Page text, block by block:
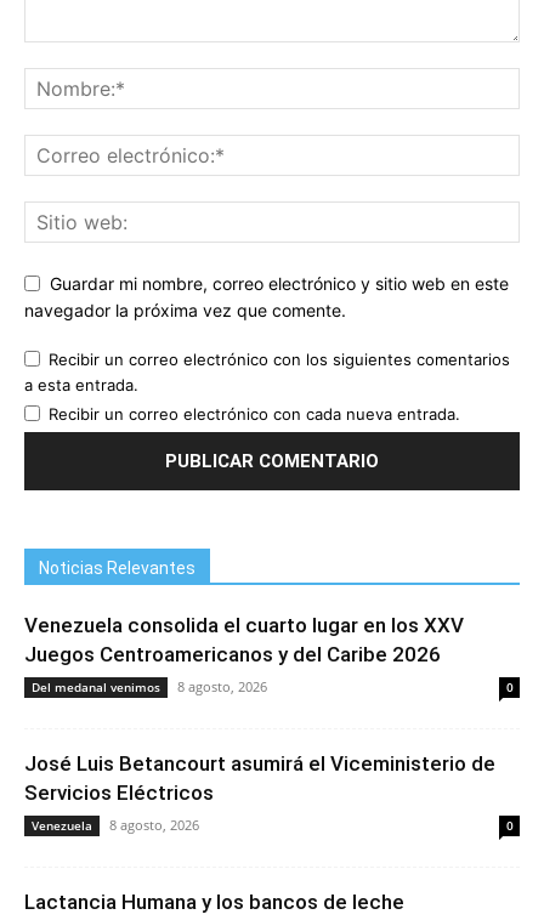
Guardar mi nombre, correo electrónico y sitio web en este
navegador la próxima vez que comente.
Recibir un correo electrónico con los siguientes comentarios
a esta entrada.
Recibir un correo electrónico con cada nueva entrada.
Noticias Relevantes
Venezuela consolida el cuarto lugar en los XXV
Juegos Centroamericanos y del Caribe 2026
Del medanal venimos 8 agosto, 2026 0
José Luis Betancourt asumirá el Viceministerio de
Servicios Eléctricos
Venezuela 8 agosto, 2026 0
Lactancia Humana y los bancos de leche